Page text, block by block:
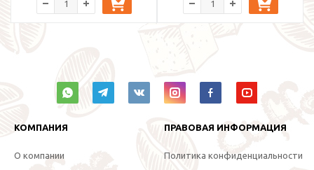
КОМПАНИЯ
О компании
ПРАВОВАЯ ИНФОРМАЦИЯ
Политика конфиденциальности